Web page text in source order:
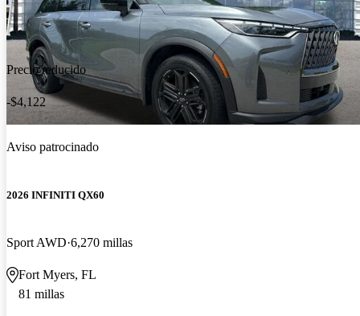
Precio reducido
-$4,122
Aviso patrocinado
2026 INFINITI QX60
Sport AWD 6,270 millas
Fort Myers, FL
81 millas